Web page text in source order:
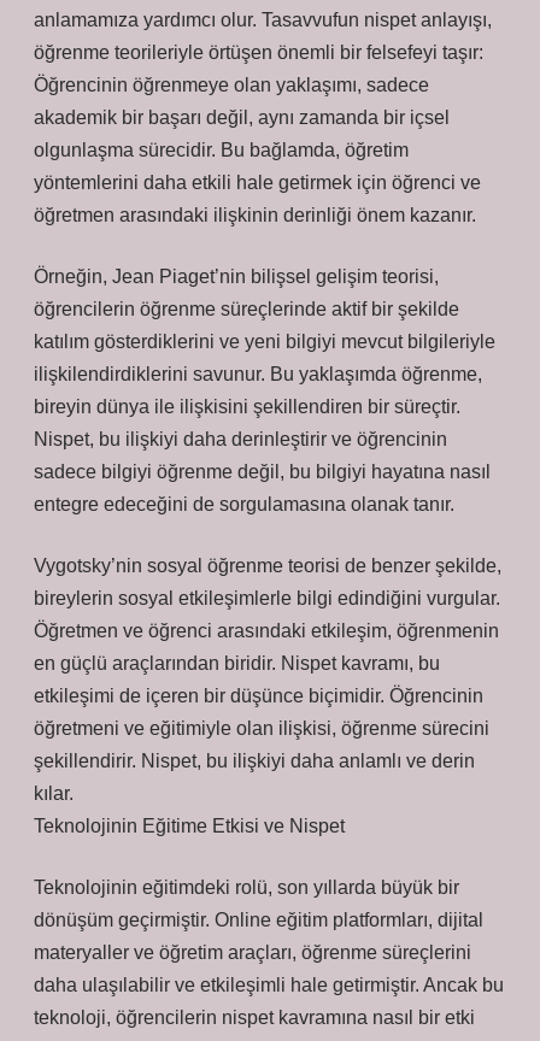
anlamamıza yardımcı olur. Tasavvufun nispet anlayışı,
öğrenme teorileriyle örtüşen önemli bir felsefeyi taşır:
Öğrencinin öğrenmeye olan yaklaşımı, sadece
akademik bir başarı değil, aynı zamanda bir içsel
olgunlaşma sürecidir. Bu bağlamda, öğretim
yöntemlerini daha etkili hale getirmek için öğrenci ve
öğretmen arasındaki ilişkinin derinliği önem kazanır.
Örneğin, Jean Piaget’nin bilişsel gelişim teorisi,
öğrencilerin öğrenme süreçlerinde aktif bir şekilde
katılım gösterdiklerini ve yeni bilgiyi mevcut bilgileriyle
ilişkilendirdiklerini savunur. Bu yaklaşımda öğrenme,
bireyin dünya ile ilişkisini şekillendiren bir süreçtir.
Nispet, bu ilişkiyi daha derinleştirir ve öğrencinin
sadece bilgiyi öğrenme değil, bu bilgiyi hayatına nasıl
entegre edeceğini de sorgulamasına olanak tanır.
Vygotsky’nin sosyal öğrenme teorisi de benzer şekilde,
bireylerin sosyal etkileşimlerle bilgi edindiğini vurgular.
Öğretmen ve öğrenci arasındaki etkileşim, öğrenmenin
en güçlü araçlarından biridir. Nispet kavramı, bu
etkileşimi de içeren bir düşünce biçimidir. Öğrencinin
öğretmeni ve eğitimiyle olan ilişkisi, öğrenme sürecini
şekillendirir. Nispet, bu ilişkiyi daha anlamlı ve derin
kılar.
Teknolojinin Eğitime Etkisi ve Nispet
Teknolojinin eğitimdeki rolü, son yıllarda büyük bir
dönüşüm geçirmiştir. Online eğitim platformları, dijital
materyaller ve öğretim araçları, öğrenme süreçlerini
daha ulaşılabilir ve etkileşimli hale getirmiştir. Ancak bu
teknoloji, öğrencilerin nispet kavramına nasıl bir etki